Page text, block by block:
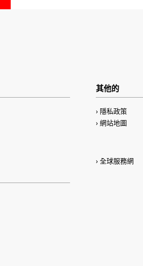
其他的
隱私政策
網站地圖
全球服務網